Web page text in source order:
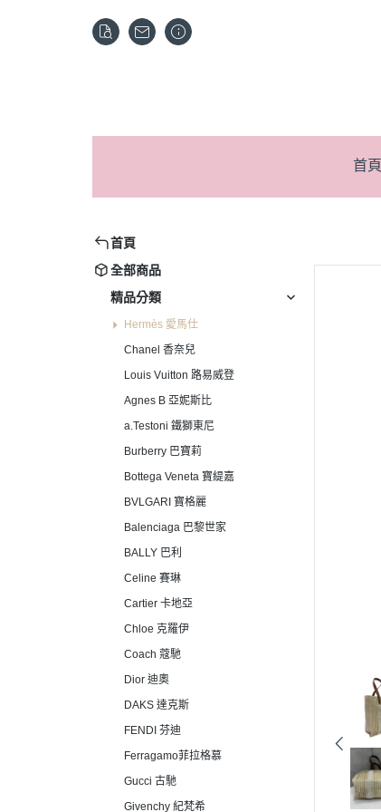
首頁
首頁
全部商品
精品分類
Hermès 愛馬仕
Chanel 香奈兒
Louis Vuitton 路易威登
Agnes B 亞妮斯比
a.Testoni 鐵獅東尼
Burberry 巴寶莉
Bottega Veneta 寶緹嘉
BVLGARI 寶格麗
Balenciaga 巴黎世家
BALLY 巴利
Celine 賽琳
Cartier 卡地亞
Chloe 克羅伊
Coach 蔻馳
Dior 迪奧
DAKS 達克斯
FENDI 芬迪
Ferragamo菲拉格慕
Gucci 古馳
Givenchy 紀梵希